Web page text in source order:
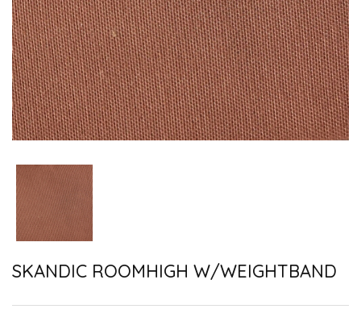
SKANDIC ROOMHIGH W/WEIGHTBAND